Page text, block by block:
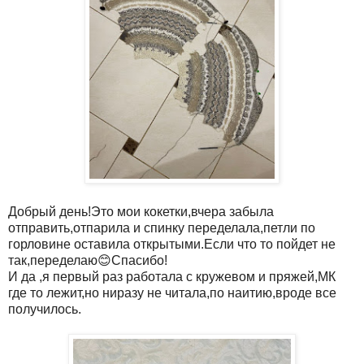
Добрый день!Это мои кокетки,вчера забыла
отправить,отпарила и спинку переделала,петли по
горловине оставила открытыми.Если что то пойдет не
так,переделаю😊Спасибо!
И да ,я первый раз работала с кружевом и пряжей,МК
где то лежит,но ниразу не читала,по наитию,вроде все
получилось.